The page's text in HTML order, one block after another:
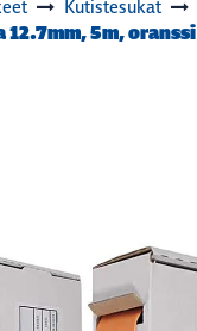
Kutistesukat
5m, oranssi